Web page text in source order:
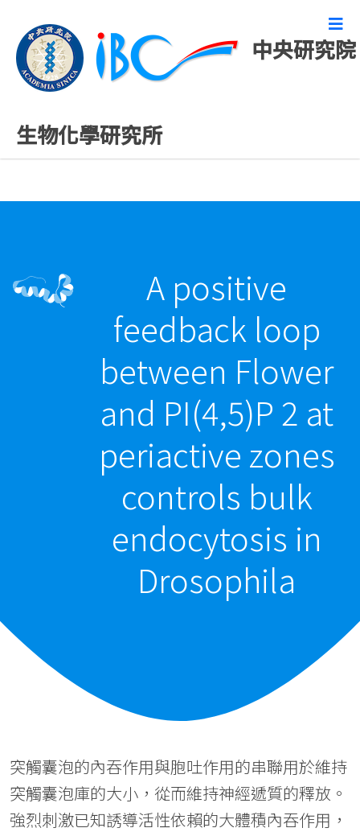
中央研究院
生物化學研究所
精彩研究成果
A positive
feedback loop
between Flower
and PI(4,5)P 2 at
periactive zones
controls bulk
endocytosis in
Drosophila
突觸囊泡的內吞作用與胞吐作用的串聯用於維持
突觸囊泡庫的大小，從而維持神經遞質的釋放。
強烈刺激已知誘導活性依賴的大體積內吞作用，